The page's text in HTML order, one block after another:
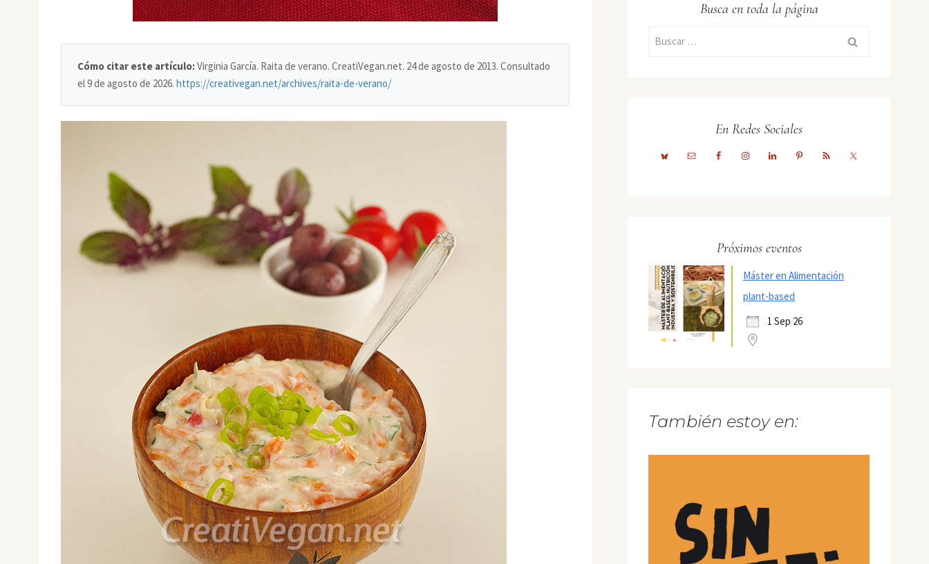
Cómo citar este artículo:Virginia García. Raita de verano. CreatiVegan.net. 24 de agosto de 2013. Consultado
el9 de agosto de 2026. https://creativegan.net/archives/raita-de-verano/
Busca en toda la página
Buscar:
En Redes Sociales
Próximos eventos
Máster en Alimentación
plant-based
1 Sep 26
También estoy en: